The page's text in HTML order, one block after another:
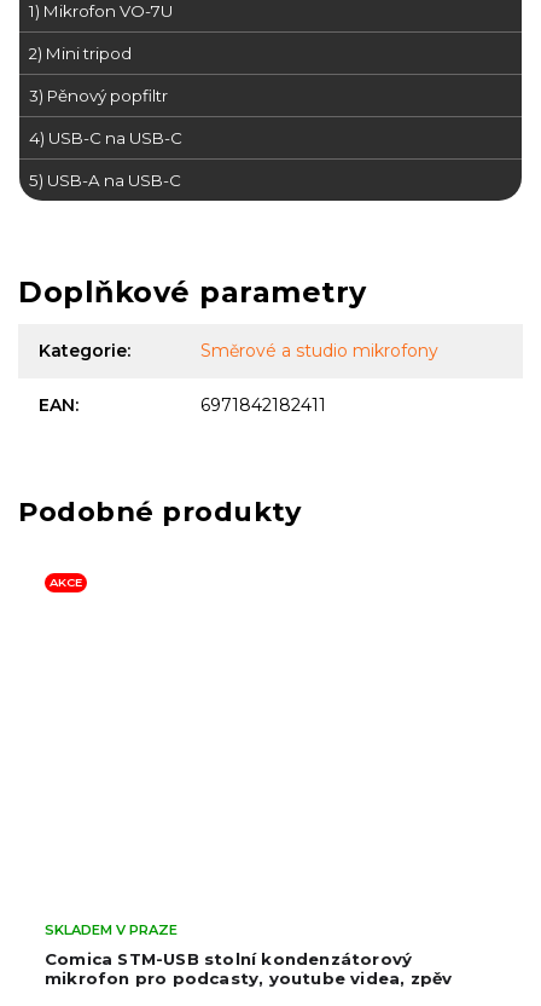
1) Mikrofon VO-7U
2) Mini tripod
3) Pěnový popfiltr
4) USB-C na USB-C
5) USB-A na USB-C
Doplňkové parametry
Kategorie: Směrové a studio mikrofony
EAN: 6971842182411
AKCE
Comica STM-USB stolní kondenzátorový
mikrofon pro podcasty, youtube videa, zpěv
SKLADEM V PRAZE